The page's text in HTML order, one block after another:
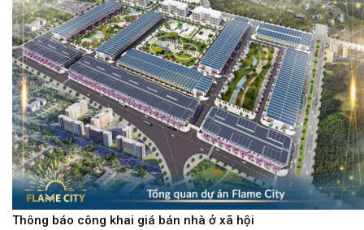
Thông báo công khai giá bán nhà ở xã hội